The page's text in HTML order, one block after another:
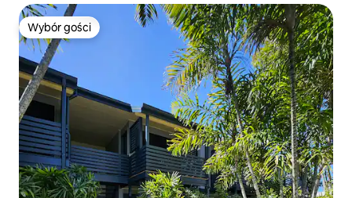
Wybór gości
Wybór gości